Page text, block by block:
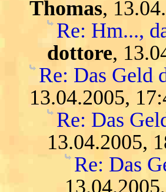
Thomas,
Re: Hm...,
dottore,
Re: Das Geld
13.04.2005,
Re: Das
13.04.2005,
Re: Das